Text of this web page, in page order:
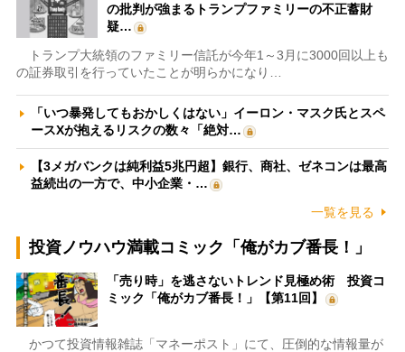
の批判が強まるトランプファミリーの不正蓄財
疑…
トランプ大統領のファミリー信託が今年1～3月に3000回以上も
の証券取引を行っていたことが明らかになり…
「いつ暴発してもおかしくはない」イーロン・マスク氏とスペ
ースXが抱えるリスクの数々「絶対…
【3メガバンクは純利益5兆円超】銀行、商社、ゼネコンは最高
益続出の一方で、中小企業・…
一覧を見る
投資ノウハウ満載コミック「俺がカブ番長！」
「売り時」を逃さないトレンド見極め術 投資コ
ミック「俺がカブ番長！」【第11回】
かつて投資情報雑誌「マネーポスト」にて、圧倒的な情報量が